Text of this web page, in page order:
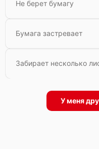
Не берет бумагу
Бумага застревает
Забирает несколько
У меня